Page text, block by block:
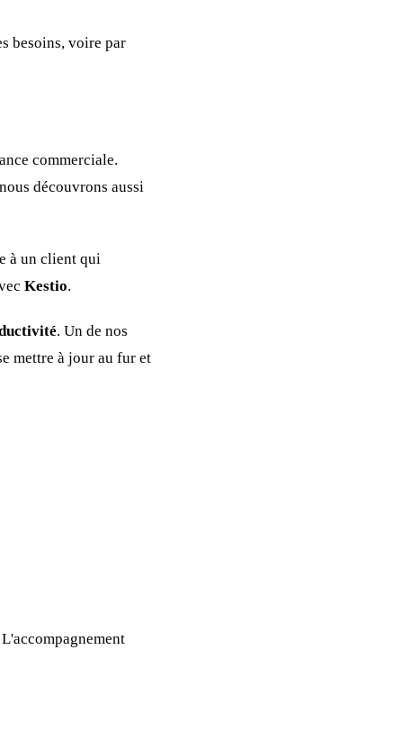
besoins, voire par
commerciale.
découvrons aussi
à un client qui
Kestio.
. Un de nos
mettre à jour au fur et